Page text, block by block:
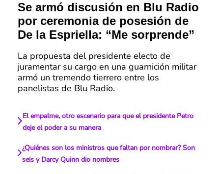
Se armó discusión en Blu Radio
por ceremonia de posesión de
De la Espriella: “Me sorprende”
La propuesta del presidente electo de
juramentar su cargo en una guarnición militar
armó un tremendo tierrero entre los
panelistas de Blu Radio.
El empalme, otro escenario para que el presidente Petro
deje el poder a su manera
¿Quiénes son los ministros que faltan por nombrar? Son
seis y Darcy Quinn dio nombres